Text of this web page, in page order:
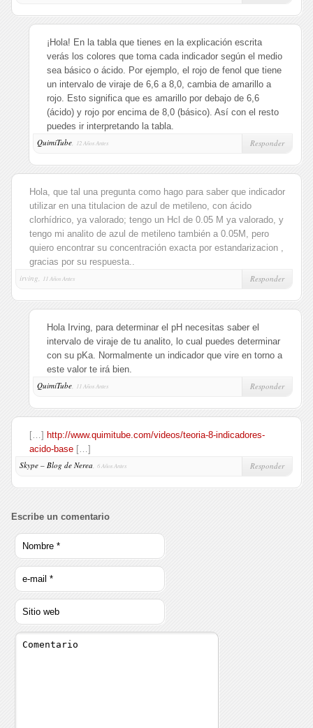
¡Hola! En la tabla que tienes en la explicación escrita
verás los colores que toma cada indicador según el medio
sea básico o ácido. Por ejemplo, el rojo de fenol que tiene
un intervalo de viraje de 6,6 a 8,0, cambia de amarillo a
rojo. Esto significa que es amarillo por debajo de 6,6
(ácido) y rojo por encima de 8,0 (básico). Así con el resto
puedes ir interpretando la tabla.
QuimiTube, 12 Años Antes Responder
Hola, que tal una pregunta como hago para saber que indicador
utilizar en una titulacion de azul de metileno, con ácido
clorhídrico, ya valorado; tengo un Hcl de 0.05 M ya valorado, y
tengo mi analito de azul de metileno también a 0.05M, pero
quiero encontrar su concentración exacta por estandarizacion ,
gracias por su respuesta..
irving, 11 Años Antes Responder
Hola Irving, para determinar el pH necesitas saber el
intervalo de viraje de tu analito, lo cual puedes determinar
con su pKa. Normalmente un indicador que vire en torno a
este valor te irá bien.
QuimiTube, 11 Años Antes Responder
[…] http://www.quimitube.com/videos/teoria-8-indicadores-
acido-base […]
Skype – Blog de Nerea, 6 Años Antes Responder
Escribe un comentario